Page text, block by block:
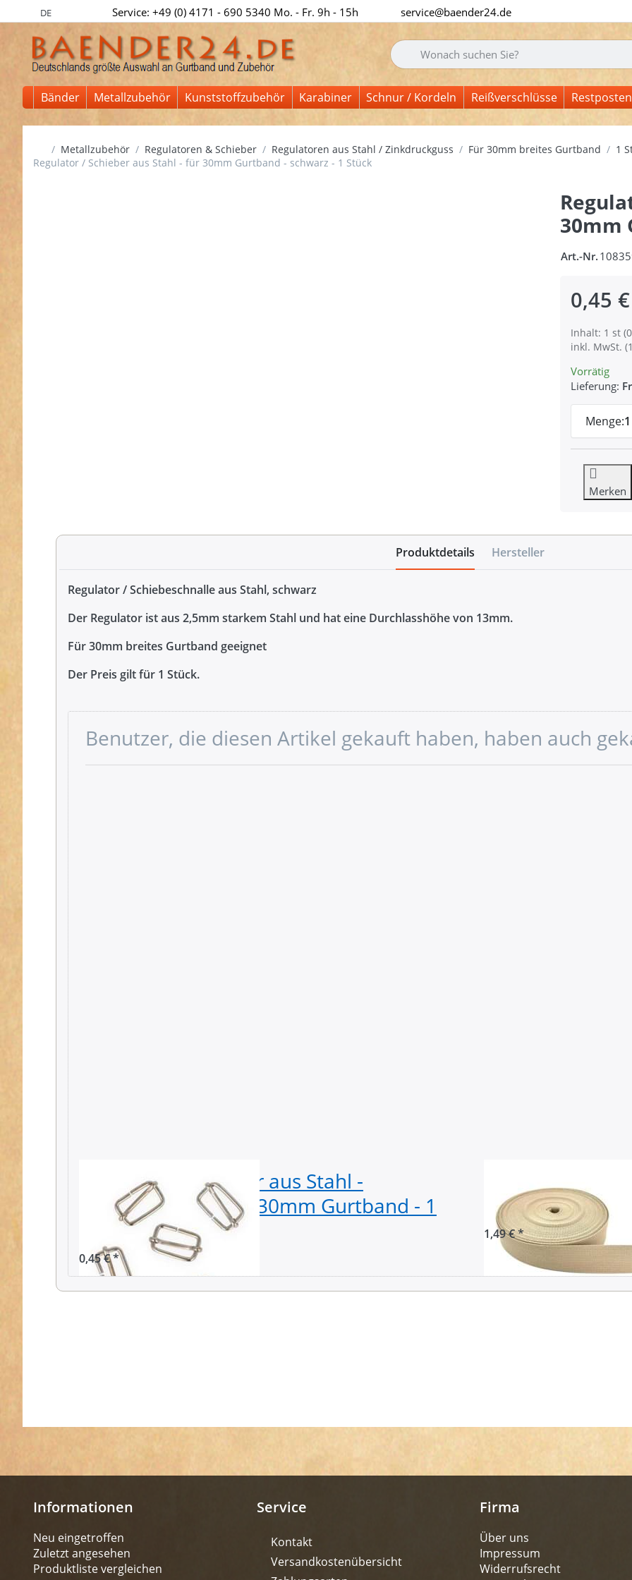
DE Service: +49 (0) 4171 - 690 5340 Mo. - Fr. 9h - 15h service@baender24.de
Geben Sie einen Suchbegriff ein. Während Sie
Bänder Metallzubehör Kunststoffzubehör Karabiner Schnur / Kordeln Reißverschlüsse Restposten
Startseite
Metallzubehör Regulatoren & Schieber Regulatoren aus Stahl / Zinkdruckguss Für 30mm breites Gurtband
1
Regulator / Schieber aus Stahl - für 30mm Gurtband - schwarz - 1 Stück
30mm
Art.-Nr.
0,45 €
Inhalt: 1 st
inkl. MwSt.
Vorrätig
Lieferung:
Menge:1
Merken
Produktdetails Hersteller
Regulator / Schiebeschnalle aus Stahl, schwarz
Der Regulator ist aus 2,5mm starkem Stahl und hat eine Durchlasshöhe von 13mm.
Für 30mm breites Gurtband geeignet
Der Preis gilt für 1 Stück.
Benutzer, die diesen Artikel gekauft haben, haben auch
Regulator / Schieber aus Stahl -
30x17x3,5mm - für 30mm Gurtband - 1
Stück
0,45 € *
1m
30mm breit -
1,49 € *
Informationen
Neu eingetroffen
Zuletzt angesehen
Produktliste vergleichen
Service
Kontakt
Versandkostenübersicht
Firma
Über uns
Impressum
Widerrufsrecht